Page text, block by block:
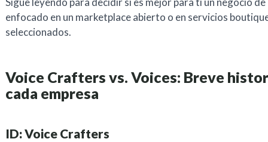
enfocado en un marketplace abierto o en servicios
seleccionados.
Voice Crafters vs. Voices: Breve
cada empresa
ID: Voice Crafters